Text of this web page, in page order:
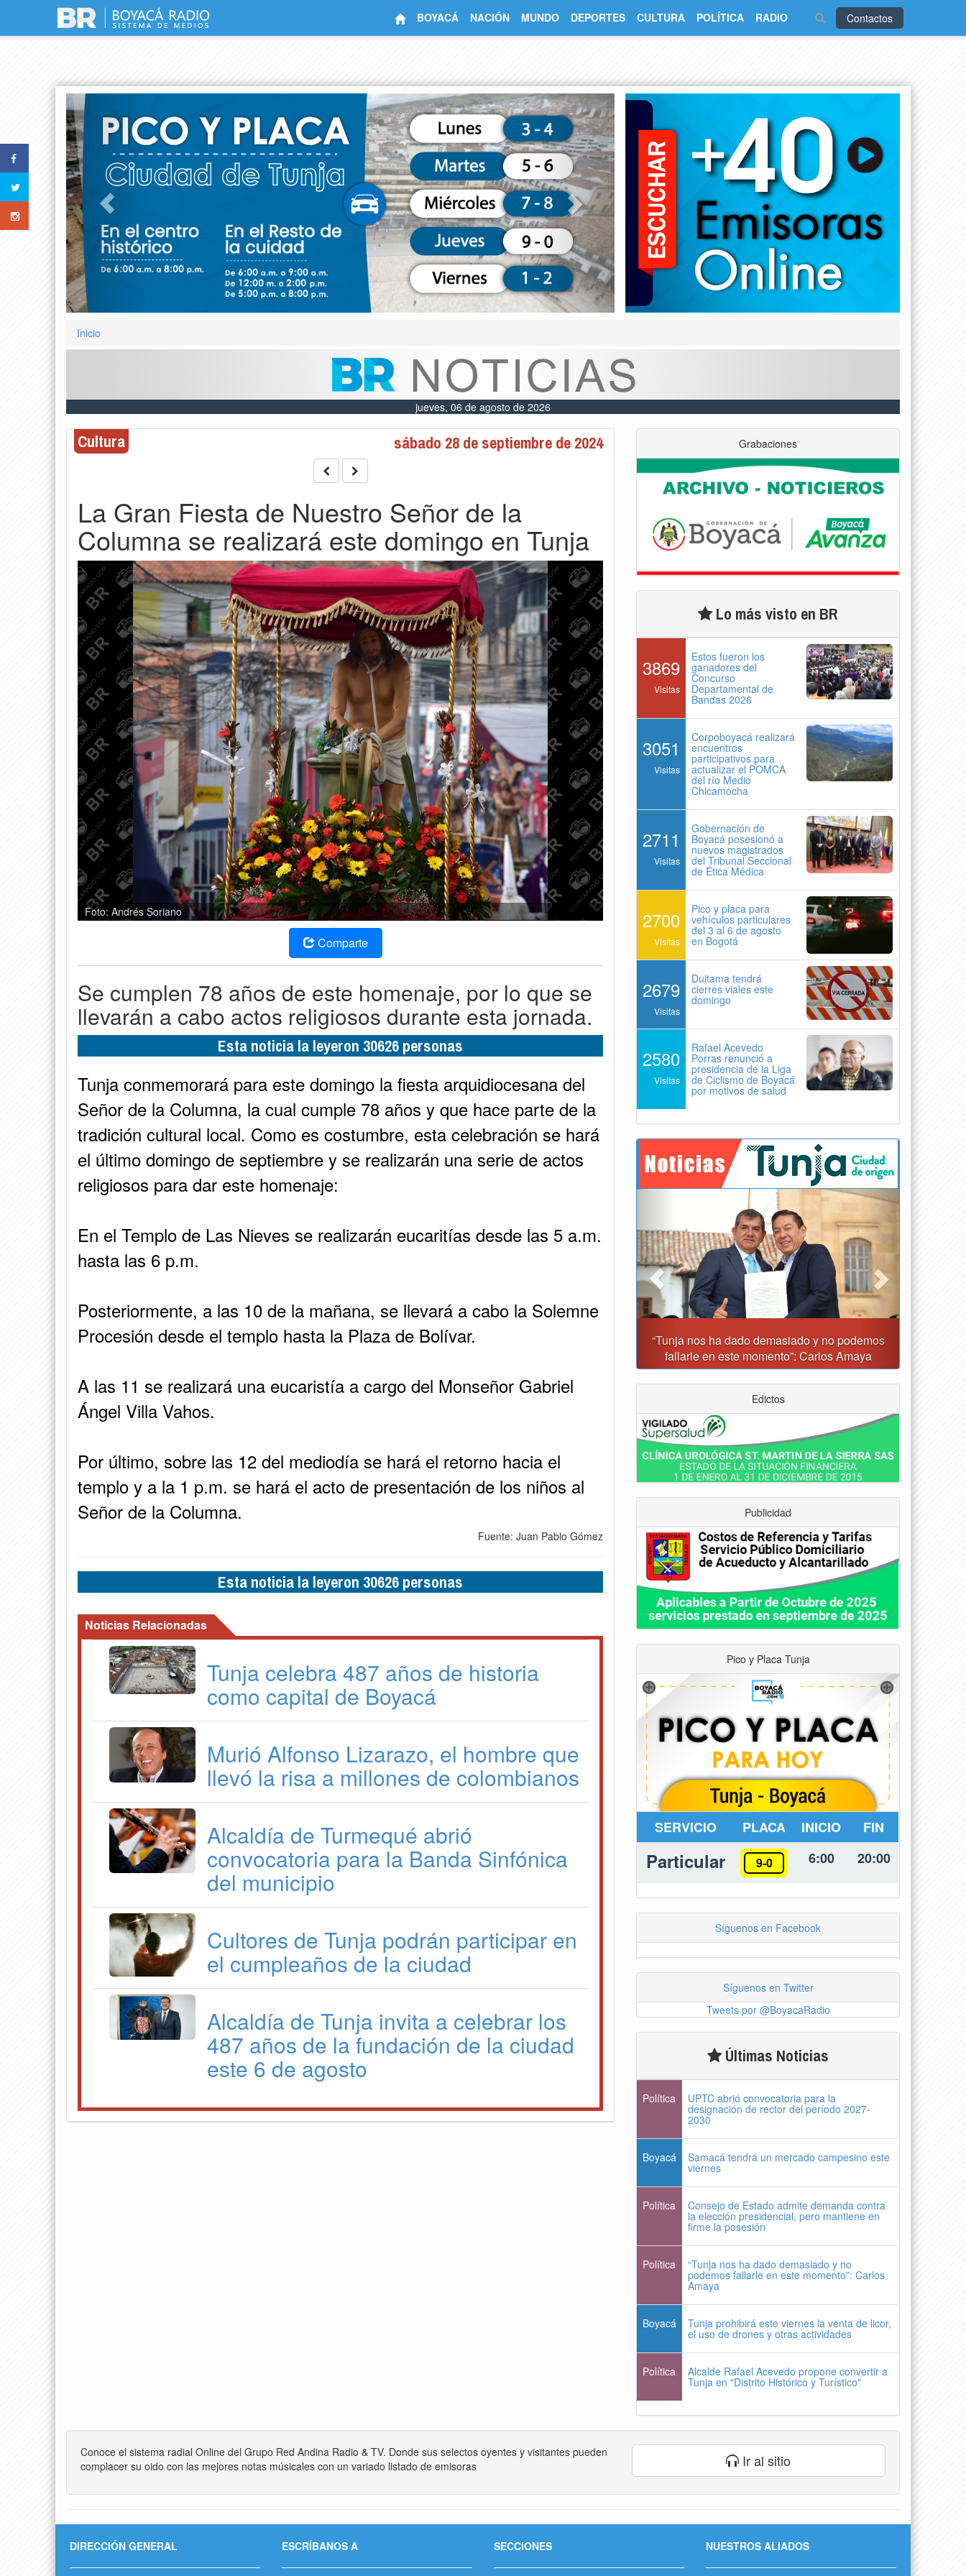
Contactos
BOYACÁ NACIÓN MUNDO DEPORTES CULTURA POLÍTICA RADIO
Next
Inicio
jueves, 06 de agosto de 2026
Cultura sábado 28 de septiembre de 2024
La Gran Fiesta de Nuestro Señor de la
Columna se realizará este domingo en Tunja
Foto: Andrés Soriano
Comparte
Se cumplen 78 años de este homenaje, por lo que se
llevarán a cabo actos religiosos durante esta jornada.
Esta noticia la leyeron 30626 personas
Tunja conmemorará para este domingo la fiesta arquidiocesana del
Señor de la Columna, la cual cumple 78 años y que hace parte de la
tradición cultural local. Como es costumbre, esta celebración se hará
el último domingo de septiembre y se realizarán una serie de actos
religiosos para dar este homenaje:
En el Templo de Las Nieves se realizarán eucaritías desde las 5 a.m.
hasta las 6 p.m.
Posteriormente, a las 10 de la mañana, se llevará a cabo la Solemne
Procesión desde el templo hasta la Plaza de Bolívar.
A las 11 se realizará una eucaristía a cargo del Monseñor Gabriel
Ángel Villa Vahos.
Por último, sobre las 12 del mediodía se hará el retorno hacia el
templo y a la 1 p.m. se hará el acto de presentación de los niños al
Señor de la Columna.
Fuente: Juan Pablo Gómez
Esta noticia la leyeron 30626 personas
Noticias Relacionadas
Tunja celebra 487 años de historia
como capital de Boyacá
Murió Alfonso Lizarazo, el hombre que
llevó la risa a millones de colombianos
Alcaldía de Turmequé abrió
convocatoria para la Banda Sinfónica
del municipio
Cultores de Tunja podrán participar en
el cumpleaños de la ciudad
Alcaldía de Tunja invita a celebrar los
487 años de la fundación de la ciudad
este 6 de agosto
Grabaciones
Lo más visto en BR
3869
Visitas
Estos fueron los
ganadores del
Concurso
Departamental de
Bandas 2026
3051
Visitas
Corpoboyacá realizará
encuentros
participativos para
actualizar el POMCA
del río Medio
Chicamocha
2711
Visitas
Gobernación de
Boyacá posesionó a
nuevos magistrados
del Tribunal Seccional
de Ética Médica
2700
Visitas
Pico y placa para
vehículos particulares
del 3 al 6 de agosto
en Bogotá
2679
Visitas
Duitama tendrá
cierres viales este
domingo
2580
Visitas
Rafael Acevedo
Porras renunció a
presidencia de la Liga
de Ciclismo de Boyacá
por motivos de salud
Tunja prohibirá este viernes la venta de licor, el uso
de drones y otras actividades
Next
Edictos
Publicidad
Pico y Placa Tunja
SERVICIO PLACA INICIO FIN
Particular 9-0 6:00 20:00
Síguenos en Facebook
Síguenos en Twitter
Tweets por @BoyacaRadio
Últimas Noticias
Política UPTC abrió convocatoria para la
designación de rector del período 2027-
2030
Boyacá Samacá tendrá un mercado campesino este
viernes
Política Consejo de Estado admite demanda contra
la elección presidencial, pero mantiene en
firme la posesión
Política “Tunja nos ha dado demasiado y no
podemos fallarle en este momento”: Carlos
Amaya
Boyacá Tunja prohibirá este viernes la venta de licor,
el uso de drones y otras actividades
Política Alcalde Rafael Acevedo propone convertir a
Tunja en "Distrito Histórico y Turístico"
Conoce el sistema radial Online del Grupo Red Andina Radio & TV. Donde sus selectos oyentes y visitantes pueden
complacer su oido con las mejores notas músicales con un variado listado de emisoras
Ir al sitio
DIRECCIÓN GENERAL ESCRÍBANOS A SECCIONES NUESTROS ALIADOS